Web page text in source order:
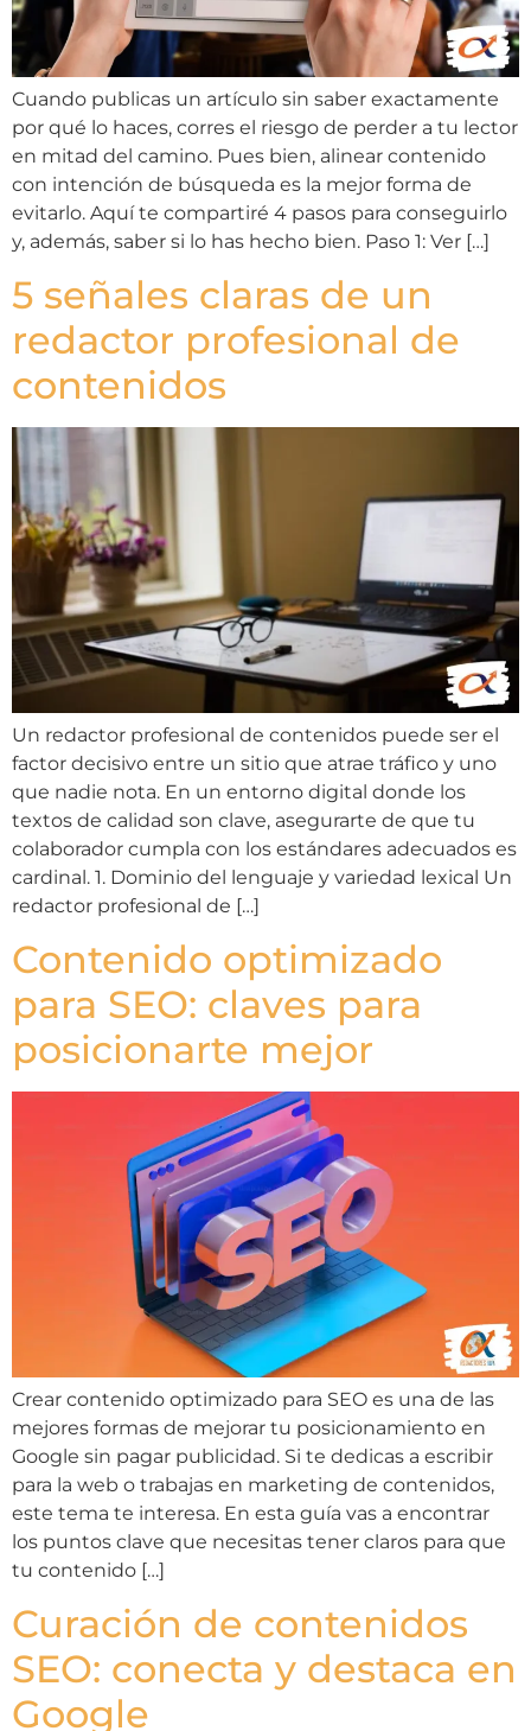
Cuando publicas un artículo sin saber exactamente
por qué lo haces, corres el riesgo de perder a tu lector
en mitad del camino. Pues bien, alinear contenido
con intención de búsqueda es la mejor forma de
evitarlo. Aquí te compartiré 4 pasos para conseguirlo
y, además, saber si lo has hecho bien. Paso 1: Ver […]
5 señales claras de un
redactor profesional de
contenidos
Un redactor profesional de contenidos puede ser el
factor decisivo entre un sitio que atrae tráfico y uno
que nadie nota. En un entorno digital donde los
textos de calidad son clave, asegurarte de que tu
colaborador cumpla con los estándares adecuados es
cardinal. 1. Dominio del lenguaje y variedad lexical Un
redactor profesional de […]
Contenido optimizado
para SEO: claves para
posicionarte mejor
Crear contenido optimizado para SEO es una de las
mejores formas de mejorar tu posicionamiento en
Google sin pagar publicidad. Si te dedicas a escribir
para la web o trabajas en marketing de contenidos,
este tema te interesa. En esta guía vas a encontrar
los puntos clave que necesitas tener claros para que
tu contenido […]
Curación de contenidos
SEO: conecta y destaca en
Google